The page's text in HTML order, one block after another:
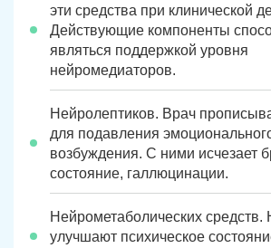
эти средства при клинической
Действующие компоненты
являться поддержкой уровня
нейромедиаторов.
Нейролептиков. Врач
для подавления
возбуждения. С ними исчезает
состояние, галлюцинации.
Нейрометаболических средств.
улучшают психическое